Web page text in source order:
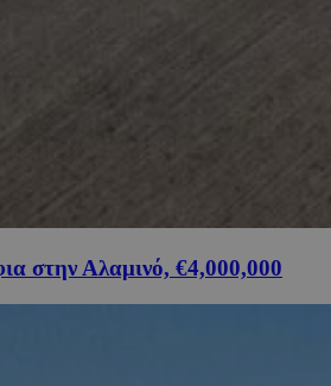
στην Αλαμινό, €4,000,000